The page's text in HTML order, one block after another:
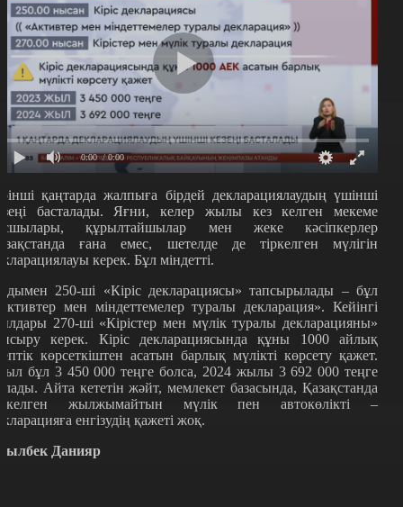
0:00 / 0:00
қаңтарда жалпыға бірдей декларациялаудың үшінші
басталады. Яғни, келер жылы кез келген мекеме
құрылтайшылар мен жеке кәсіпкерлер
ғана емес, шетелде де тіркелген мүлігін
керек. Бұл міндетті.
250-ші «Кіріс декларациясы» тапсырылады – бұл
мен міндеттемелер туралы декларация». Кейінгі
270-ші «Кірістер мен мүлік туралы декларацияны»
керек. Кіріс декларациясында құны 1000 айлық
көрсеткіштен асатын барлық мүлікті көрсету қажет.
бұл 3 450 000 теңге болса, 2024 жылы 3 692 000 теңге
Айта кететін жәйт, мемлекет базасында, Қазақстанда
жылжымайтын мүлік пен автокөлікті –
енгізудің қажеті жоқ.
Данияр